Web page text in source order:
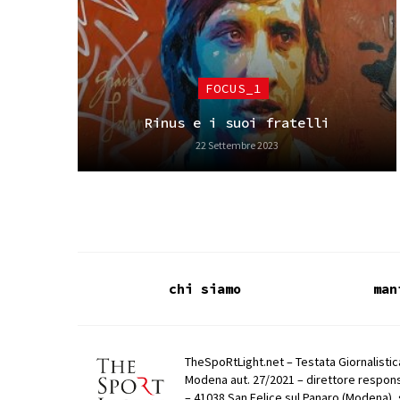
FOCUS_1
Rinus e i suoi fratelli
22 Settembre 2023
chi siamo
TheSpoRtLight.net – Testata
Modena aut. 27/2021 – direttore